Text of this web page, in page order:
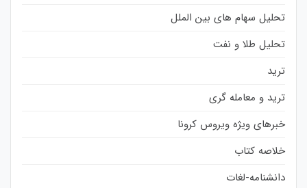
تحلیل سهام های بین الملل
تحلیل طلا و نفت
ترید
ترید و معامله گری
خبرهای ویژه ویروس کرونا
خلاصه کتاب
دانشنامه-لغات